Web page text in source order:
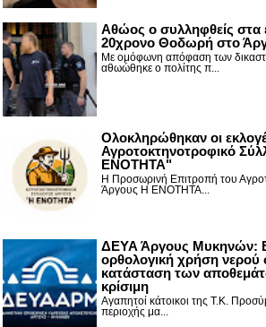
Αθώος ο συλληφθείς στα
20χρονο Θοδωρή στο
Με ομόφωνη απόφαση των
αθωώθηκε ο πολίτης π...
Ολοκληρώθηκαν οι
Αγροτοκτηνοτροφικό
ΕΝΟΤΗΤΑ"
Η Προσωρινή Επιτροπή του
Άργους Η ΕΝΟΤΗΤΑ...
ΔΕΥΑ Άργους Μυκηνών:
ορθολογική χρήση
κατάσταση των
κρίσιμη
Αγαπητοί κάτοικοι της Τ.Κ.
περιοχής μα...